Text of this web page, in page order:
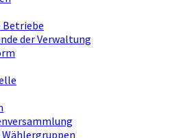
Betriebe
der Verwaltung